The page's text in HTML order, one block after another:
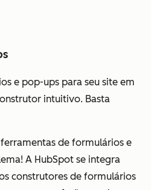
e pop-ups para seu site em
intuitivo. Basta
de formulários e
A HubSpot se integra
construtores de formulários